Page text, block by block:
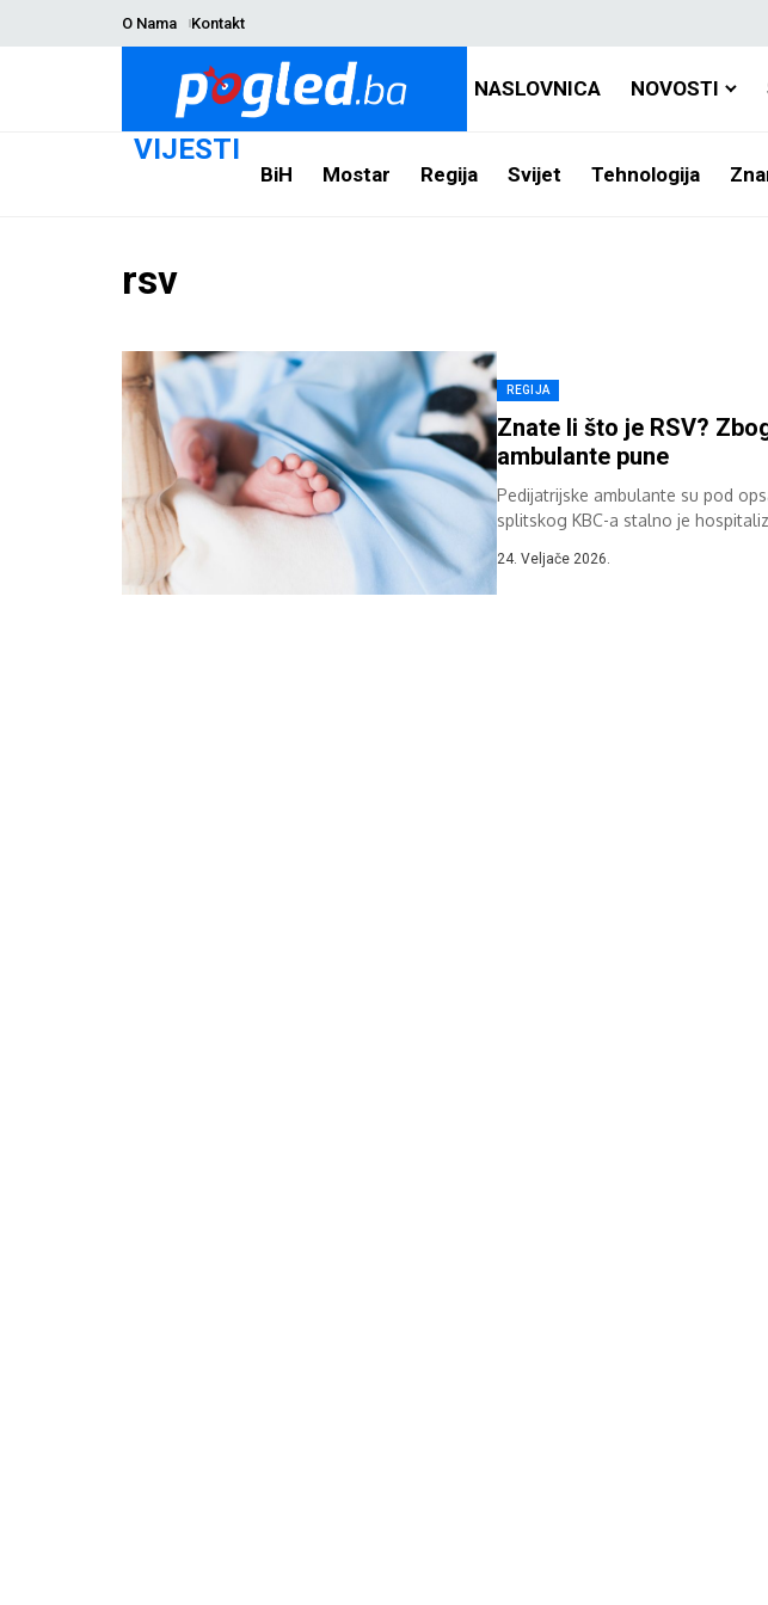
O Nama Kontakt
NASLOVNICA NOVOSTI
VIJESTI
BiH Mostar Regija Svijet Tehnologija
rsv
REGIJA
Znate li što je RSV?
ambulante pune
Pedijatrijske ambulante su pod
splitskog KBC-a stalno je
24. Veljače 2026.